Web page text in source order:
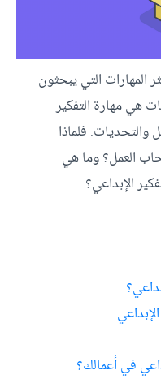
المهارات التي يبحثون
هي مهارة التفكير
والتحديات. فلماذا
العمل؟ وما هي
الإبداعي؟
في أعمالك؟